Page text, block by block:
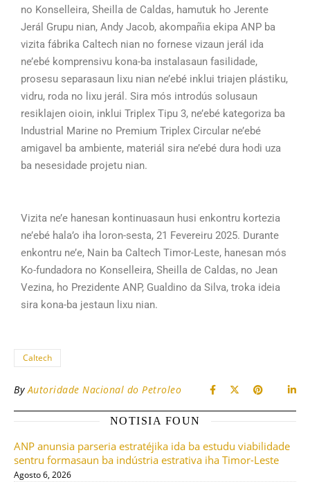
no Konselleira, Sheilla de Caldas, hamutuk ho Jerente
Jerál Grupu nian, Andy Jacob, akompañia ekipa ANP ba
vizita fábrika Caltech nian no fornese vizaun jerál ida
ne’ebé komprensivu kona-ba instalasaun fasilidade,
prosesu separasaun lixu nian ne’ebé inklui triajen plástiku,
vidru, roda no lixu jerál. Sira mós introdús solusaun
resiklajen oioin, inklui Triplex Tipu 3, ne’ebé kategoriza ba
Industrial Marine no Premium Triplex Circular ne’ebé
amigavel ba ambiente, materiál sira ne’ebé dura hodi uza
ba nesesidade projetu nian.
Vizita ne’e hanesan kontinuasaun husi enkontru kortezia
ne’ebé hala’o iha loron-sesta, 21 Fevereiru 2025. Durante
enkontru ne’e, Nain ba Caltech Timor-Leste, hanesan mós
Ko-fundadora no Konselleira, Sheilla de Caldas, no Jean
Vezina, ho Prezidente ANP, Gualdino da Silva, troka ideia
sira kona-ba jestaun lixu nian.
Caltech
ByAutoridade Nacional do Petroleo
NOTISIA FOUN
ANP anunsia parseria estratéjika ida ba estudu viabilidade
sentru formasaun ba indústria estrativa iha Timor-Leste
Agosto 6, 2026